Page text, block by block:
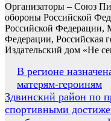
Организаторы – Союз
обороны Российской
Российской Федерации,
Федерации, Российская
Издательский дом «Не
Навигация
по
записям
В регионе
матерям-героиням
Здвинский район по
спортивными